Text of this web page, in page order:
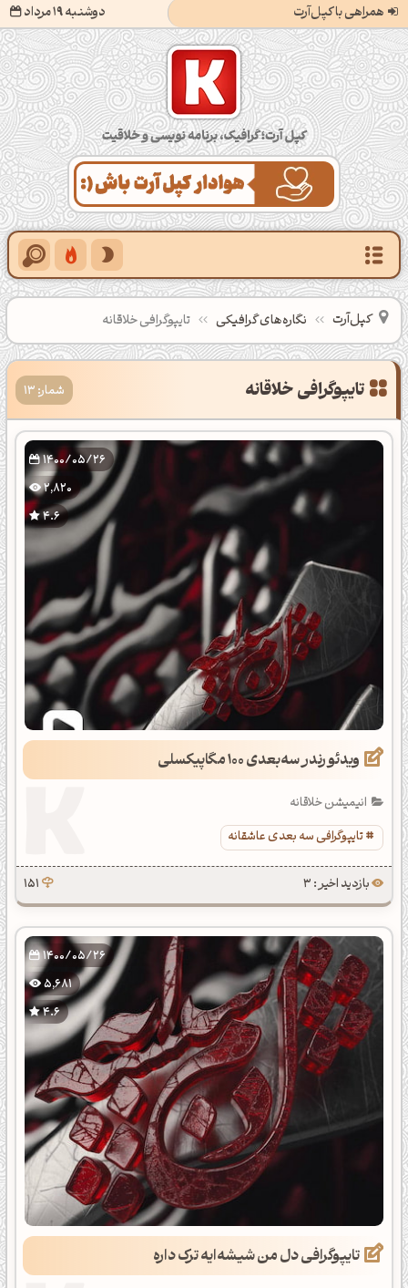
همراهی با کپل‌آرت دوشنبه 19 مرداد
کپل‌آرت؛ گرافیک، برنامه‌نویسی و خلاقیت
کپل‌آرت نگاره‌های گرافیکی تایپوگرافی خلاقانه
تایپوگرافی خلاقانه شمار: 13
1400/05/26
2,820
4.6
ویدئو رندر سه‌بعدی 100 مگاپیکسلی
انیمیشن خلاقانه
تایپوگرافی سه بعدی عاشقانه
بازدید اخیر : 3 151
1400/05/26
5,681
4.6
تایپوگرافی دل من شیشه‌ایه ترک داره